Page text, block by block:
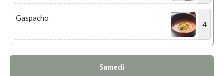
Gaspacho
4
Samedi